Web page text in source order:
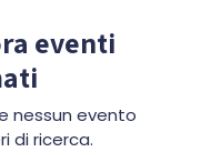
eventi
nessun evento
di ricerca.